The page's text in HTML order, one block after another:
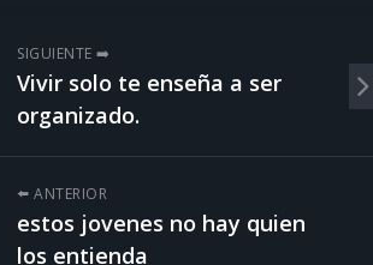
SIGUIENTE ➡️
Vivir solo te enseña a ser
organizado.
⬅️ ANTERIOR
estos jovenes no hay quien
los entienda